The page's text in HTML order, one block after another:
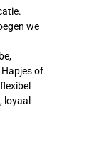
we
of
loyaal